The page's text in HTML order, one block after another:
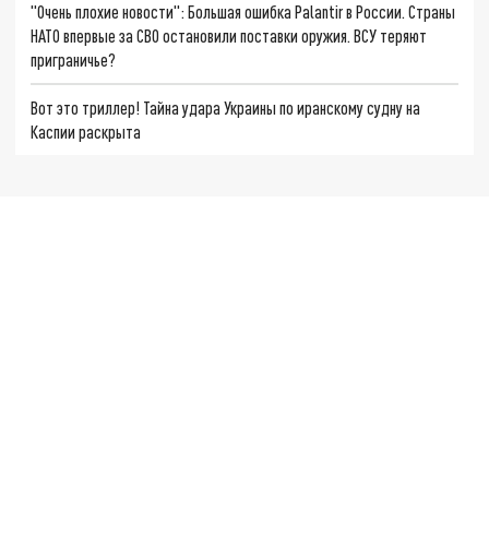
"Очень плохие новости": Большая ошибка Palantir в России. Страны
НАТО впервые за СВО остановили поставки оружия. ВСУ теряют
приграничье?
Вот это триллер! Тайна удара Украины по иранскому судну на
Каспии раскрыта